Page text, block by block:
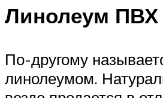
Линолеум ПВХ
По-другому
линолеумом.